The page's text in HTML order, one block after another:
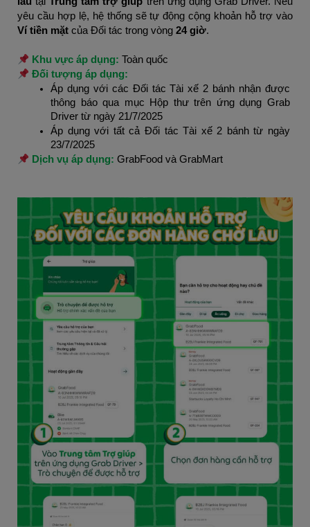
Ví tiền mặt của Đối tác trong vòng 24 giờ.
Khu vực áp dụng: Toàn quốc
Đối tượng áp dụng:
Áp dụng với các Đối tác Tài xế 2 bánh nhận được
thông báo qua mục Hộp thư trên ứng dụng Grab
Driver từ ngày 21/7/2025
Áp dụng với tất cả Đối tác Tài xế 2 bánh từ ngày
23/7/2025
Dịch vụ áp dụng: GrabFood và GrabMart